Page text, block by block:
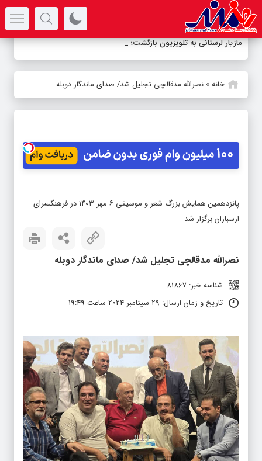
مازیار لرستانی به تلویزیون بازگشت؛ نگارش و-
خانه» نصرالله مدقالچی تجلیل شد/ صدای ماندگار دوبله
پانزدهمین همایش بزرگ شعر و موسیقی ۶ مهر ۱۴۰۳ در فرهنگسرای
ارسباران برگزار شد
نصرالله مدقالچی تجلیل شد/ صدای ماندگار دوبله
شناسه خبر: 81867
تاریخ و زمان ارسال: 29 سپتامبر 2024 ساعت 19:49